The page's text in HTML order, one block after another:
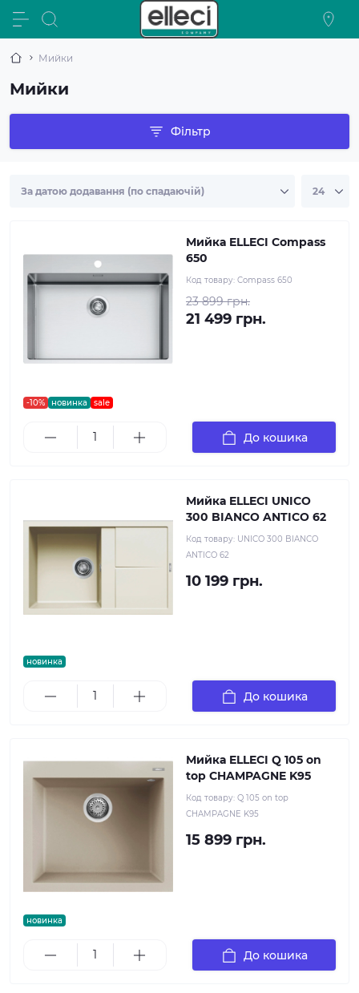
Мийки
Мийки
Фільтр
-10% новинка sale
Мийка ELLECI Compass
650
Код товару: Compass 650
23 899 грн.
21 499 грн.
До кошика
новинка
Мийка ELLECI UNICO
300 BIANCO ANTICO 62
Код товару: UNICO 300 BIANCO
ANTICO 62
10 199 грн.
До кошика
новинка
Мийка ELLECI Q 105 on
top CHAMPAGNE K95
Код товару: Q 105 on top
CHAMPAGNE K95
15 899 грн.
До кошика